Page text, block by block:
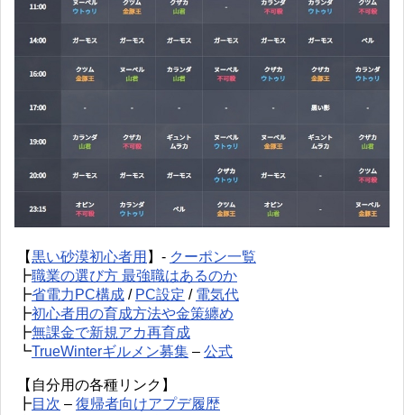
【黒い砂漠初心者用 】- クーポン一覧
┣職業の選び方 最強職はあるのか
┣省電力PC構成 / PC設定 / 電気代
┣初心者用の育成方法や金策纏め
┣無課金で新規アカ再育成
┗TrueWinterギルメン募集 – 公式
【自分用の各種リンク】
┣目次 – 復帰者向けアプデ履歴